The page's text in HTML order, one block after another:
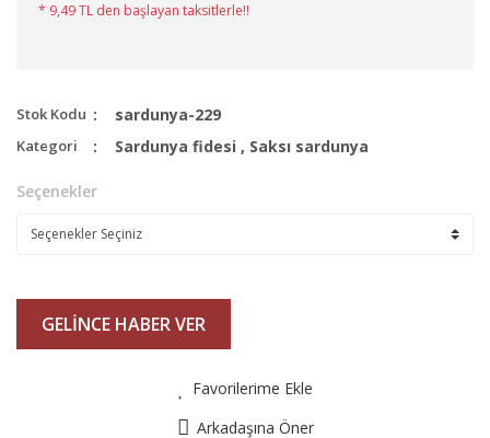
* 9,49 TL den başlayan taksitlerle!!
Stok Kodu sardunya-229
Kategori Sardunya fidesi , Saksı sardunya
Seçenekler
GELİNCE HABER VER
Favorilerime Ekle
Arkadaşına Öner